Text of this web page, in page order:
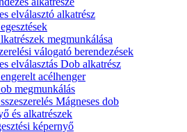
elválasztó alkatrész
megmunkálása
válogató berendezések
elválasztás Dob alkatrész
acélhenger
megmunkálás
Mágneses dob
és alkatrészek
képernyő